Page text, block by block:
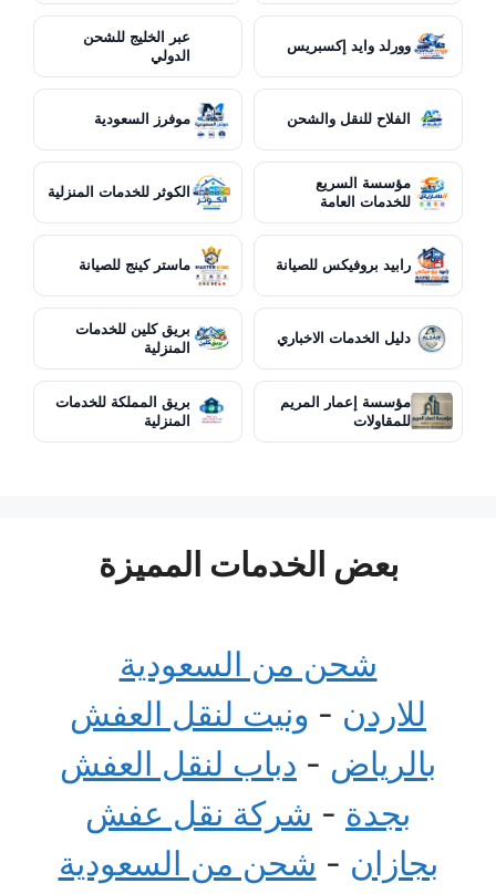
وورلد وايد إكسبريس
عبر الخليج للشحن
الدولي
الفلاح للنقل والشحن موفرز السعودية
مؤسسة السريع
للخدمات العامة
الكوثر للخدمات المنزلية
رابيد بروفيكس للصيانة ماستر كينج للصيانة
دليل الخدمات الاخباري
بريق كلين للخدمات
المنزلية
مؤسسة إعمار المريم
للمقاولات
بريق المملكة للخدمات
المنزلية
بعض الخدمات المميزة
شحن من السعودية
للاردن - ونيت لنقل العفش
بالرياض - دباب لنقل العفش
بجدة - شركة نقل عفش
بجازان - شحن من السعودية